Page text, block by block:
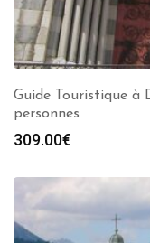
Guide Touristique à
personnes
309.00€